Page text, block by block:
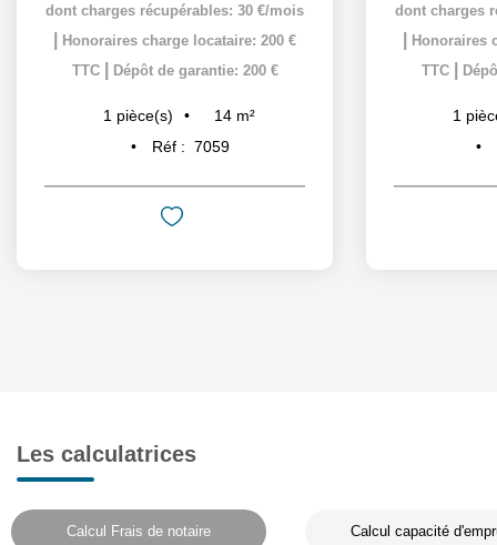
dont charges récupérables: 30 €/mois
Honoraires charge locataire: 200 €
TTC
Dépôt de garantie: 200 €
1 pièce(s) 14 m²
Réf : 7059
dont charges
Honoraires
TTC
1
Les calculatrices
Calcul Frais de notaire Calcul capacité